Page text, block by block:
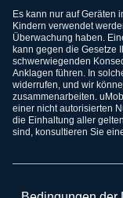
Es kann nur auf Geräten
Kindern verwendet
Überwachung haben.
kann gegen die Gesetze
schwerwiegenden
Anklagen führen. In
widerrufen, und wir
zusammenarbeiten.
einer nicht autorisierten
die Einhaltung aller
sind, konsultieren Sie